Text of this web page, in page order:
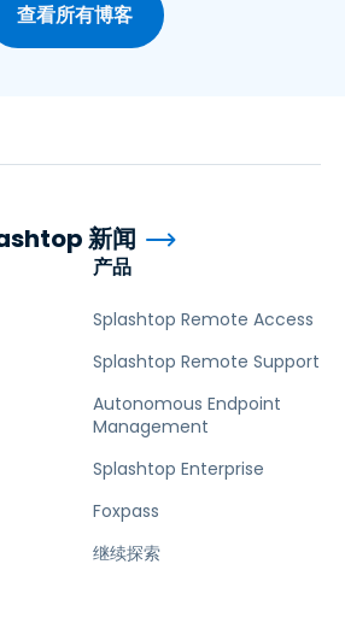
查看所有博客
产品
Splashtop Remote Access
Splashtop Remote Support
Autonomous Endpoint
Management
Splashtop Enterprise
Foxpass
继续探索
新闻